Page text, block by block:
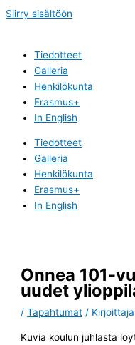
Siirry sisältöön
Tiedotteet
Galleria
Henkilökunta
Erasmus+
In English
Tiedotteet
Galleria
Henkilökunta
Erasmus+
In English
Onnea 101-
uudet
/Tapahtumat / Kirjoittaja
Kuvia koulun juhlasta